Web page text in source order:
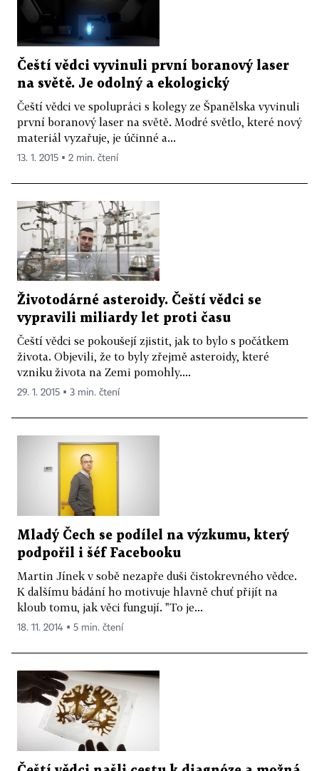
Čeští vědci vyvinuli první boranový laser
na světě. Je odolný a ekologický
Čeští vědci ve spolupráci s kolegy ze Španělska vyvinuli
první boranový laser na světě. Modré světlo, které nový
materiál vyzařuje, je účinné a...
13. 1. 2015 ▪ 2 min. čtení
Životodárné asteroidy. Čeští vědci se
vypravili miliardy let proti času
Čeští vědci se pokoušejí zjistit, jak to bylo s počátkem
života. Objevili, že to byly zřejmě asteroidy, které
vzniku života na Zemi pomohly....
29. 1. 2015 ▪ 3 min. čtení
Mladý Čech se podílel na výzkumu, který
podpořil i šéf Facebooku
Martin Jínek v sobě nezapře duši čistokrevného vědce.
K dalšímu bádání ho motivuje hlavně chuť přijít na
kloub tomu, jak věci fungují. "To je...
18. 11. 2014 ▪ 5 min. čtení